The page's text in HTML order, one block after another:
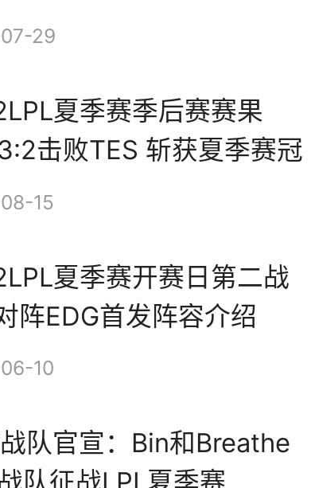
29
夏季赛季后赛赛果
击败TES 斩获夏季赛冠
15
夏季赛开赛日第二战
阵EDG首发阵容介绍
10
队官宣：Bin和Breathe